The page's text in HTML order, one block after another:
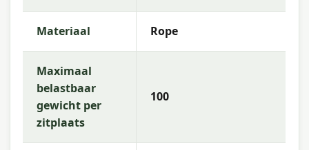
Materiaal Rope
Maximaal
belastbaar
gewicht per
zitplaats
100